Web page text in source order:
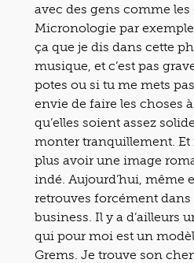
avec des gens comme les
Micronologie par
ça que je dis dans cette
musique, et c’est pas
potes ou si tu me mets
envie de faire les choses
qu’elles soient assez
monter tranquillement. Et
plus avoir une image
indé. Aujourd’hui, même
retrouves forcément dans
business. Il y a d’ailleurs
qui pour moi est un
Grems. Je trouve son